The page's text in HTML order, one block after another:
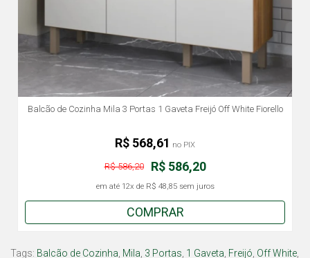
Balcão de Cozinha Mila 3 Portas 1 Gaveta Freijó Off White Fiorello
R$ 586,20
R$ 586,20
em até 12x de R$ 48,85sem juros
R$ 568,61 no PIX
COMPRAR
Tags: Balcão de Cozinha Mila 3 Portas 1 Gaveta Freijó Off White